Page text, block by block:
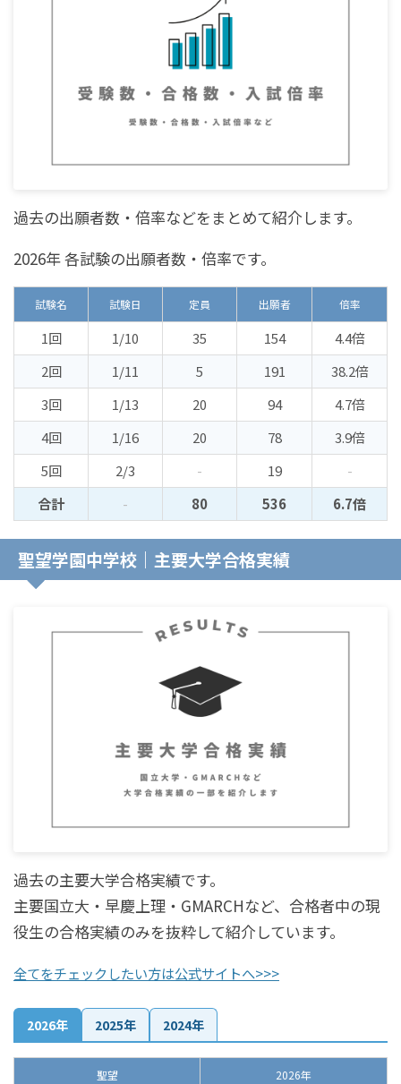
過去の出願者数・倍率などをまとめて紹介します。
2026年 各試験の出願者数・倍率です。
試験名 試験日 定員 出願者 倍率
1回 1/10 35 154
4.4倍
2回
1/11 5 191
38.2倍
3回
1/13 20 94
4.7倍
4回
1/16 20 78
3.9倍
5回
2/3 - 19
-
合計
- 80 536 6.7倍
聖望学園中学校｜主要大学合格実績
過去の主要大学合格実績です。
主要国立大・早慶上理・GMARCHなど、合格者中の現
役生の合格実績のみを抜粋して紹介しています。
全てをチェックしたい方は公式サイトへ>>>
2026年 2025年 2024年
聖望 2026年